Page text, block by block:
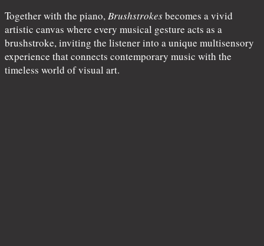
Together with the piano,Brushstrokesbecomes a vivid
artistic canvas where every musical gesture acts as a
brushstroke, inviting the listener into a unique multisensory
experience that connects contemporary music with the
timeless world of visual art.